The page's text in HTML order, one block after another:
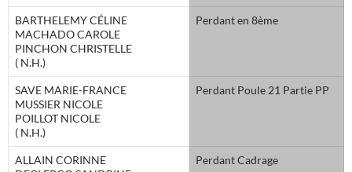
BARTHELEMY CÉLINE
MACHADO CAROLE
PINCHON CHRISTELLE
( N.H.)
Perdant en 8ème
SAVE MARIE-FRANCE
MUSSIER NICOLE
POILLOT NICOLE
( N.H.)
Perdant Poule 21 Partie PP
ALLAIN CORINNE
Perdant Cadrage